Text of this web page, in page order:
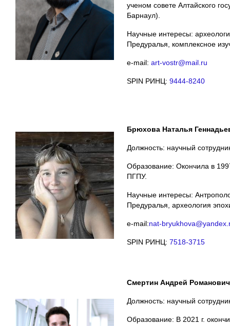
ученом совете Алтайского
Барнаул).
Научные интересы:
Предуралья, комплексное
e-mail: art-vostr@mail.ru
SPIN РИНЦ: 9444-8240
Брюхова Наталья
Должность: научный
Образование: Окончила в
ПГПУ.
Научные интересы:
Предуралья, археология
e-mail:nat-
SPIN РИНЦ: 7518-3715
Смертин Андрей Романович
Должность: научный
Образование: В 2021 г.